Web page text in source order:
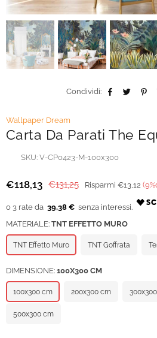
Condividi:
Wallpaper Dream
Carta Da Parati The
SKU: V-CP0423-M-100x300
Prezzo
€118,13 €131,25 Risparmi €13,12 (9
39,38 €
MATERIALE: TNT EFFETTO MURO
TNT Effetto Muro TNT Goffrata
DIMENSIONE: 100X300 CM
100x300 cm 200x300 cm
500x300 cm